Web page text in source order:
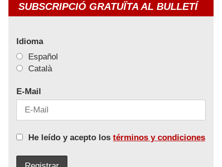
SUBSCRIPCIÓ GRATUÏTA AL BULLETÍ
Idioma
Español
Català
E-Mail
He leído y acepto los términos y condiciones